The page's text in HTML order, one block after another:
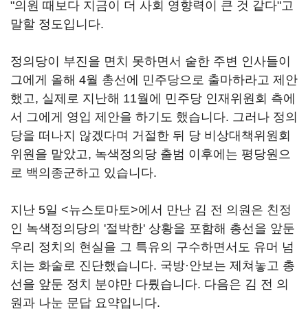
"의원 때보다 지금이 더 사회 영향력이 큰 것 같다"고
말할 정도입니다.
정의당이 부진을 면치 못하면서 숱한 주변 인사들이
그에게 올해 4월 총선에 민주당으로 출마하라고 제안
했고, 실제로 지난해 11월에 민주당 인재위원회 측에
서 그에게 영입 제안을 하기도 했습니다. 그러나 정의
당을 떠나지 않겠다며 거절한 뒤 당 비상대책위원회
위원을 맡았고, 녹색정의당 출범 이후에는 평당원으
로 백의종군하고 있습니다.
지난 5일 <뉴스토마토>에서 만난 김 전 의원은 친정
인 녹색정의당의 '절박한' 상황을 포함해 총선을 앞둔
우리 정치의 현실을 그 특유의 구수하면서도 유머 넘
치는 화술로 진단했습니다. 국방·안보는 제쳐놓고 총
선을 앞둔 정치 분야만 다뤘습니다. 다음은 김 전 의
원과 나눈 문답 요약입니다.